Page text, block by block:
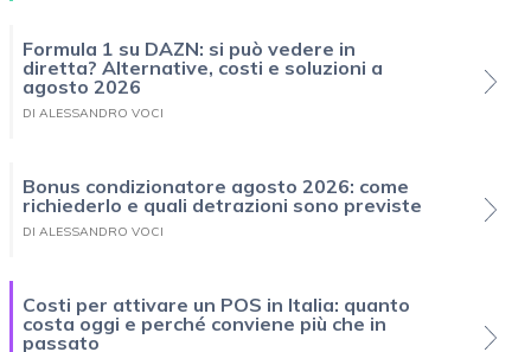
Formula 1 su DAZN: si può vedere in
diretta? Alternative, costi e soluzioni a
agosto 2026
DI ALESSANDRO VOCI
Bonus condizionatore agosto 2026: come
richiederlo e quali detrazioni sono previste
DI ALESSANDRO VOCI
Costi per attivare un POS in Italia: quanto
costa oggi e perché conviene più che in
passato